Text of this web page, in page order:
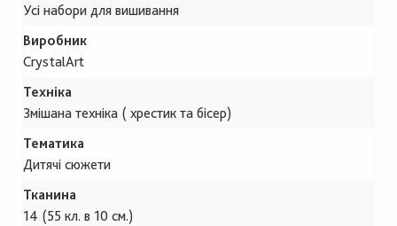
Усі набори для вишивання
Виробник
CrystalArt
Техніка
Змішана техніка ( хрестик та бісер)
Тематика
Дитячі сюжети
Тканина
14 (55 кл. в 10 см.)